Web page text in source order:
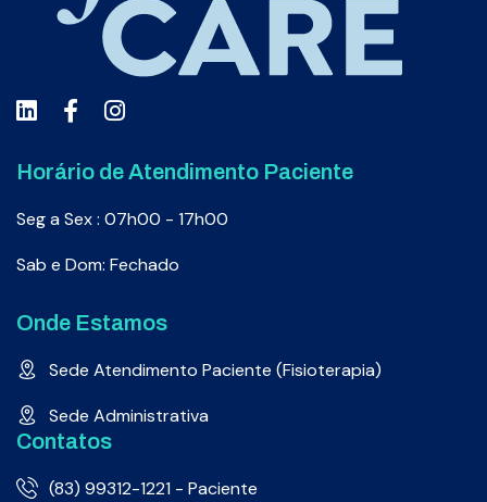
Horário de Atendimento Paciente
Seg a Sex : 07h00 - 17h00
Sab e Dom: Fechado
Onde Estamos
Sede Atendimento Paciente (Fisioterapia)
Sede Administrativa
Contatos
(83) 99312-1221 - Paciente